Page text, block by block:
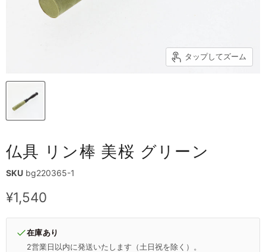
タップしてズーム
仏具 リン棒 美桜 グリーン
SKU bg220365-1
現在の価格
¥1,540
在庫あり
2営業日以内に発送いたします（土日祝を除く）。